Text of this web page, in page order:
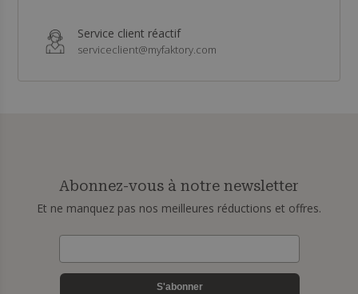
Service client réactif
serviceclient@myfaktory.com
Abonnez-vous à notre newsletter
Et ne manquez pas nos meilleures réductions et offres.
S'abonner